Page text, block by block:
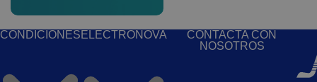
CONDICIONESELECTRONOVA
CONTACTA CON
NOSOTROS